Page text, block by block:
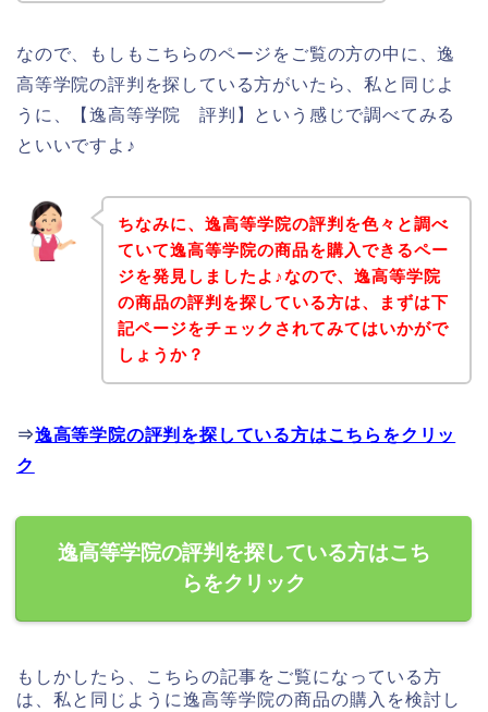
なので、もしもこちらのページをご覧の方の中に、逸
高等学院の評判を探している方がいたら、私と同じよ
うに、【逸高等学院 評判】という感じで調べてみる
といいですよ♪
ちなみに、逸高等学院の評判を色々と調べ
ていて逸高等学院の商品を購入できるペー
ジを発見しましたよ♪なので、逸高等学院
の商品の評判を探している方は、まずは下
記ページをチェックされてみてはいかがで
しょうか？
⇒逸高等学院の評判を探している方はこちらをクリッ
ク
逸高等学院の評判を探している方はこち
らをクリック
もしかしたら、こちらの記事をご覧になっている方
は、私と同じように逸高等学院の商品の購入を検討し